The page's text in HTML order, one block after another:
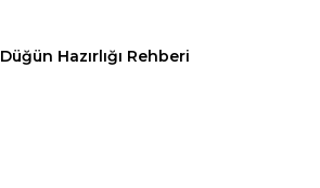
Düğün Hazırlığı Rehberi